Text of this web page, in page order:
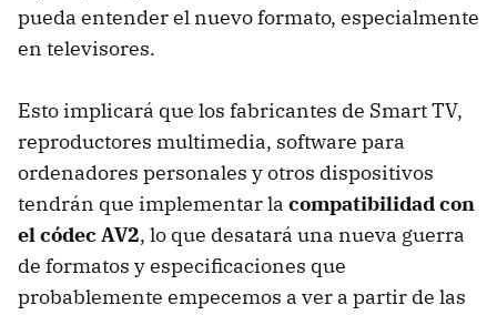
pueda entender el nuevo formato, especialmente
en televisores.
Esto implicará que los fabricantes de Smart TV,
reproductores multimedia, software para
ordenadores personales y otros dispositivos
tendrán que implementar la compatibilidad con
el códec AV2, lo que desatará una nueva guerra
de formatos y especificaciones que
probablemente empecemos a ver a partir de las